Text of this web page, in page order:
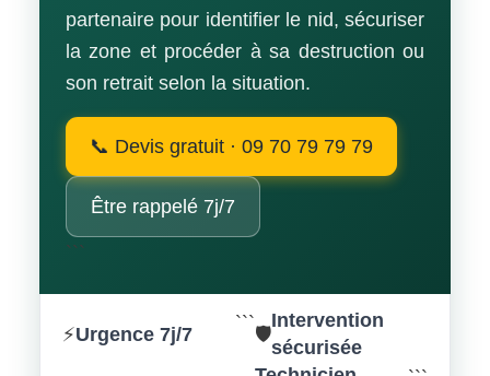
partenaire pour identifier le nid, sécuriser
la zone et procéder à sa destruction ou
son retrait selon la situation.
📞 Devis gratuit · 09 70 79 79 79
Être rappelé 7j/7
```
⚡Urgence 7j/7 ```🛡️
Intervention
sécurisée